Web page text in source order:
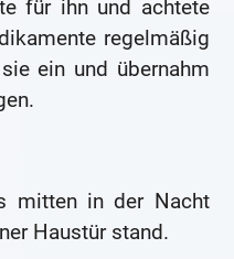
für ihn und achtete
regelmäßig
ein und übernahm
mitten in der Nacht
Haustür stand.